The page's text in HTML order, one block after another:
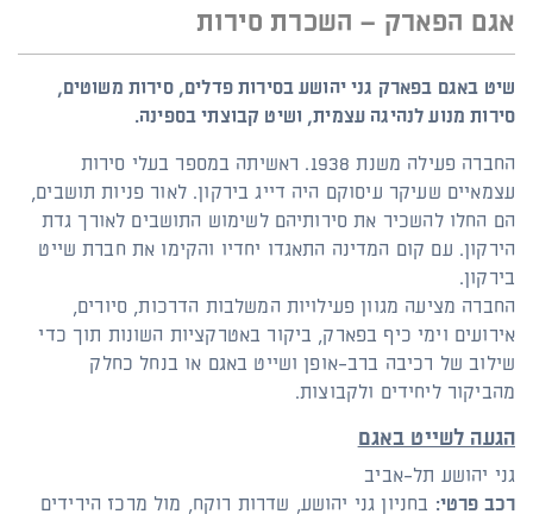
אגם הפארק – השכרת סירות
שיט באגם בפארק גני יהושע בסירות פדלים, סירות משוטים,
סירות מנוע לנהיגה עצמית, ושיט קבוצתי בספינה.
החברה פעילה משנת 1938. ראשיתה במספר בעלי סירות
עצמאיים שעיקר עיסוקם היה דייג בירקון. לאור פניות תושבים,
הם החלו להשכיר את סירותיהם לשימוש התושבים לאורך גדת
הירקון. עם קום המדינה התאגדו יחדיו והקימו את חברת שייט
בירקון.
החברה מציעה מגוון פעילויות המשלבות הדרכות, סיורים,
אירועים וימי כיף בפארק, ביקור באטרקציות השונות תוך כדי
שילוב של רכיבה ברב-אופן ושייט באגם או בנחל כחלק
מהביקור ליחידים ולקבוצות.
הגעה לשייט באגם
גני יהושע תל-אביב
רכב פרטי:
בחניון גני יהושע, שדרות רוקח, מול מרכז הירידים